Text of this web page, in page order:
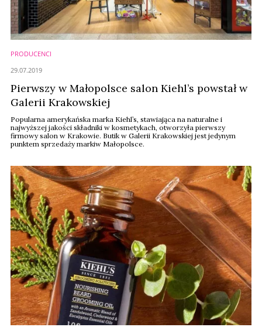
PRODUCENCI
Pierwszy w Małopolsce salon Kiehl’s powstał w
Galerii Krakowskiej
Popularna amerykańska marka Kiehl’s, stawiająca na naturalne i
najwyższej jakości składniki w kosmetykach, otworzyła pierwszy
firmowy salon w Krakowie. Butik w Galerii Krakowskiej jest jedynym
punktem sprzedaży markiw Małopolsce.
29.07.2019